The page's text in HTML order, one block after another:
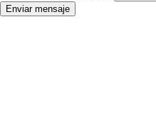
Enviar mensaje